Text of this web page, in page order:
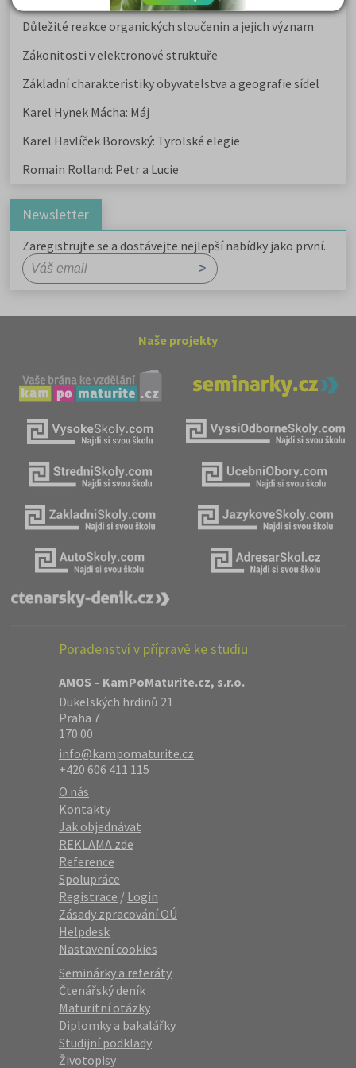
Důležité reakce organických sloučenin a jejich význam
Zákonitosti v elektronové struktuře
Základní charakteristiky obyvatelstva a geografie sídel
Karel Hynek Mácha: Máj
Karel Havlíček Borovský: Tyrolské elegie
Romain Rolland: Petr a Lucie
Newsletter
Zaregistrujte se a dostávejte nejlepší nabídky jako první.
Naše projekty
Poradenství v přípravě ke studiu
AMOS – KamPoMaturite.cz, s.r.o.
Dukelských hrdinů 21
Praha 7
170 00
info@kampomaturite.cz
+420 606 411 115
O nás
Kontakty
Jak objednávat
REKLAMA zde
Reference
Spolupráce
Registrace / Login
Zásady zpracování OÚ
Helpdesk
Nastavení cookies
Seminárky a referáty
Čtenářský deník
Maturitní otázky
Diplomky a bakalářky
Studijní podklady
Životopisy